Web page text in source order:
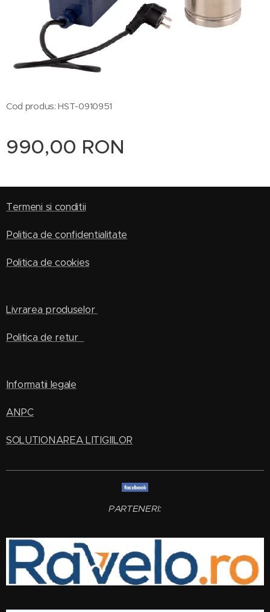
Cod produs: HST-0910951
990,00 RON
Termeni si conditii
Politica de confidentialitate
Politica de cookies
Livrarea produselor
Politica de retur
Informatii legale
ANPC
SOLUTIONAREA LITIGIILOR
PARTENERI: